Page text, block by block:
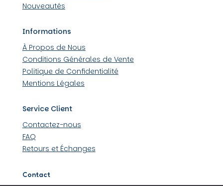
Nouveautés
Informations
À Propos de Nous
Conditions Générales de Vente
Politique de Confidentialité
Mentions Légales
Service Client
Contactez-nous
FAQ
Retours et Échanges
Contact